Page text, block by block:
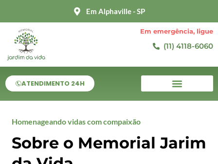
conteúdo
Em Alphaville - SP
Em emergência, ligue
(11) 4118-6060
ATENDIMENTO 24H
Homenageando vidas com compaixão
Sobre o Memorial Jarim